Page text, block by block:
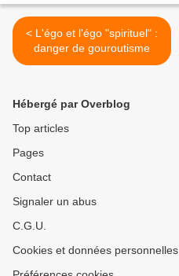
< L'égo et l'égo "spirituel" :
danger de gouroutisme
Hébergé par Overblog
Top articles
Pages
Contact
Signaler un abus
C.G.U.
Cookies et données personnelles